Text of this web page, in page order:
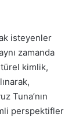
isteyenler
zamanda
kimlik,
Tuna’nın
perspektifler